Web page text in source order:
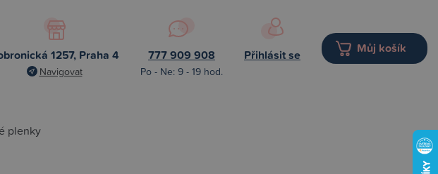
1257, Praha 4
Navigovat
777 909 908
Po - Ne: 9 - 19 hod.
Přihlásit se Můj košík
plenky